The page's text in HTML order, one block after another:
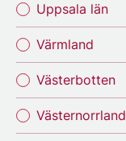
Uppsala län
Värmland
Västerbotten
Västernorrland